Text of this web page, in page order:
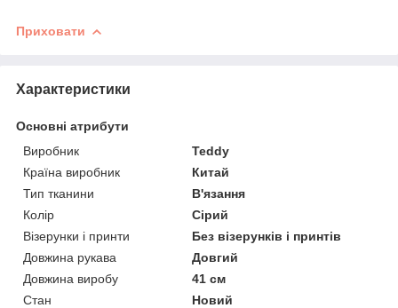
Приховати
Характеристики
Основні атрибути
Виробник
Teddy
Країна виробник
Китай
Тип тканини
В'язання
Колір
Сірий
Візерунки і принти
Без візерунків і принтів
Довжина рукава
Довгий
Довжина виробу
41 см
Стан
Новий